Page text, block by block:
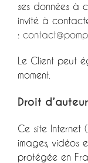
ses données à
invité à
:
Le Client peut
moment.
Droit
Ce site Internet
images, vidéos
protégée en